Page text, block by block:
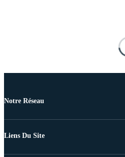
Notre Réseau
Liens Du Site